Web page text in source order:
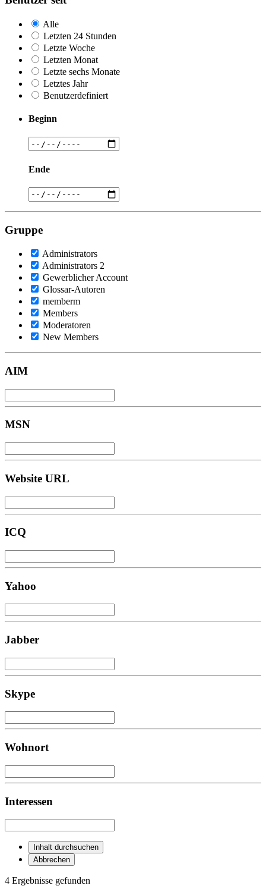
Alle
Letzten 24 Stunden
Letzte Woche
Letzten Monat
Letzte sechs Monate
Letztes Jahr
Benutzerdefiniert
Beginn
Ende
Gruppe
Administrators
Administrators 2
Gewerblicher Account
Glossar-Autoren
memberm
Members
Moderatoren
New Members
AIM
MSN
Website URL
ICQ
Yahoo
Jabber
Skype
Wohnort
Interessen
Inhalt durchsuchen
Abbrechen
4 Ergebnisse gefunden